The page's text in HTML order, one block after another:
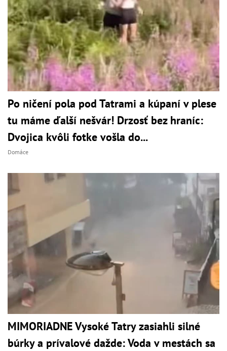
Po ničení pola pod Tatrami a kúpaní v plese
tu máme ďalší nešvár! Drzosť bez hraníc:
Dvojica kvôli fotke vošla do...
Domáce
MIMORIADNE Vysoké Tatry zasiahli silné
búrky a prívalové dažde: Voda v mestách sa